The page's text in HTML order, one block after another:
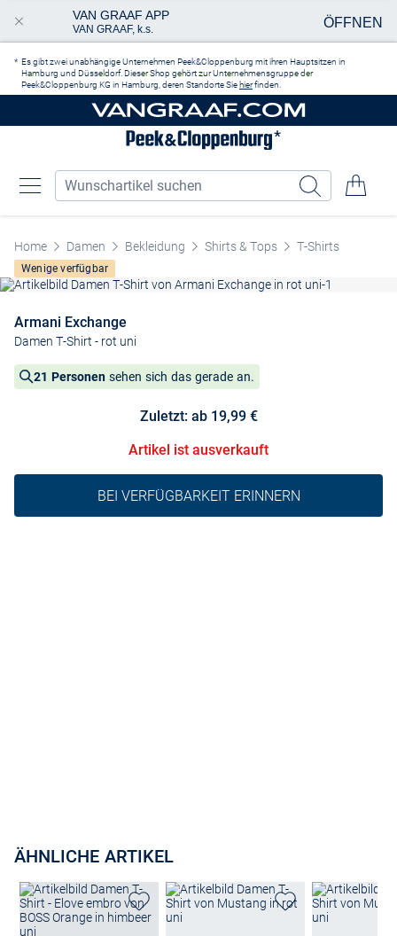
Es gibt zwei unabhängige Unternehmen Peek&Cloppenburg mit ihren Hauptsitzen in
Hamburg und Düsseldorf. Dieser Shop gehört zur Unternehmensgruppe der
Peek&Cloppenburg KG in Hamburg, deren Standorte Sie hierfinden.
Home Damen Bekleidung Shirts & Tops T-Shirts
Wenige verfügbar
Armani Exchange
Damen T-Shirt - rot uni
21 Personen sehen sich das gerade an.
Zuletzt: ab 19,99 €
Artikel ist ausverkauft
BEI VERFÜGBARKEIT ERINNERN
ÄHNLICHE ARTIKEL
VAN GRAAF APP
VAN GRAAF, k.s. ÖFFNEN